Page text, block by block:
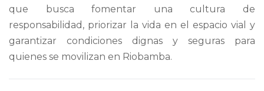
que busca fomentar una cultura de
responsabilidad, priorizar la vida en el espacio vial y
garantizar condiciones dignas y seguras para
quienes se movilizan en Riobamba.